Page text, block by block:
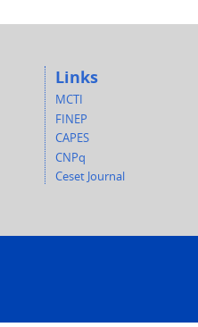
Links
MCTI
FINEP
CAPES
CNPq
Ceset Journal